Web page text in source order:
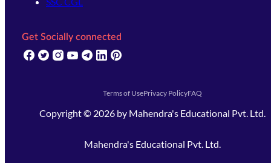
Get Socially connected
(opens in new tab)
(opens in new tab)
(opens in new tab)
(opens in new tab)
(opens in new tab)
(opens in new tab)
Terms of UsePrivacy PolicyFAQ
Copyright © 2026 by Mahendra's Educational Pvt. Ltd.
Mahendra's Educational Pvt. Ltd.